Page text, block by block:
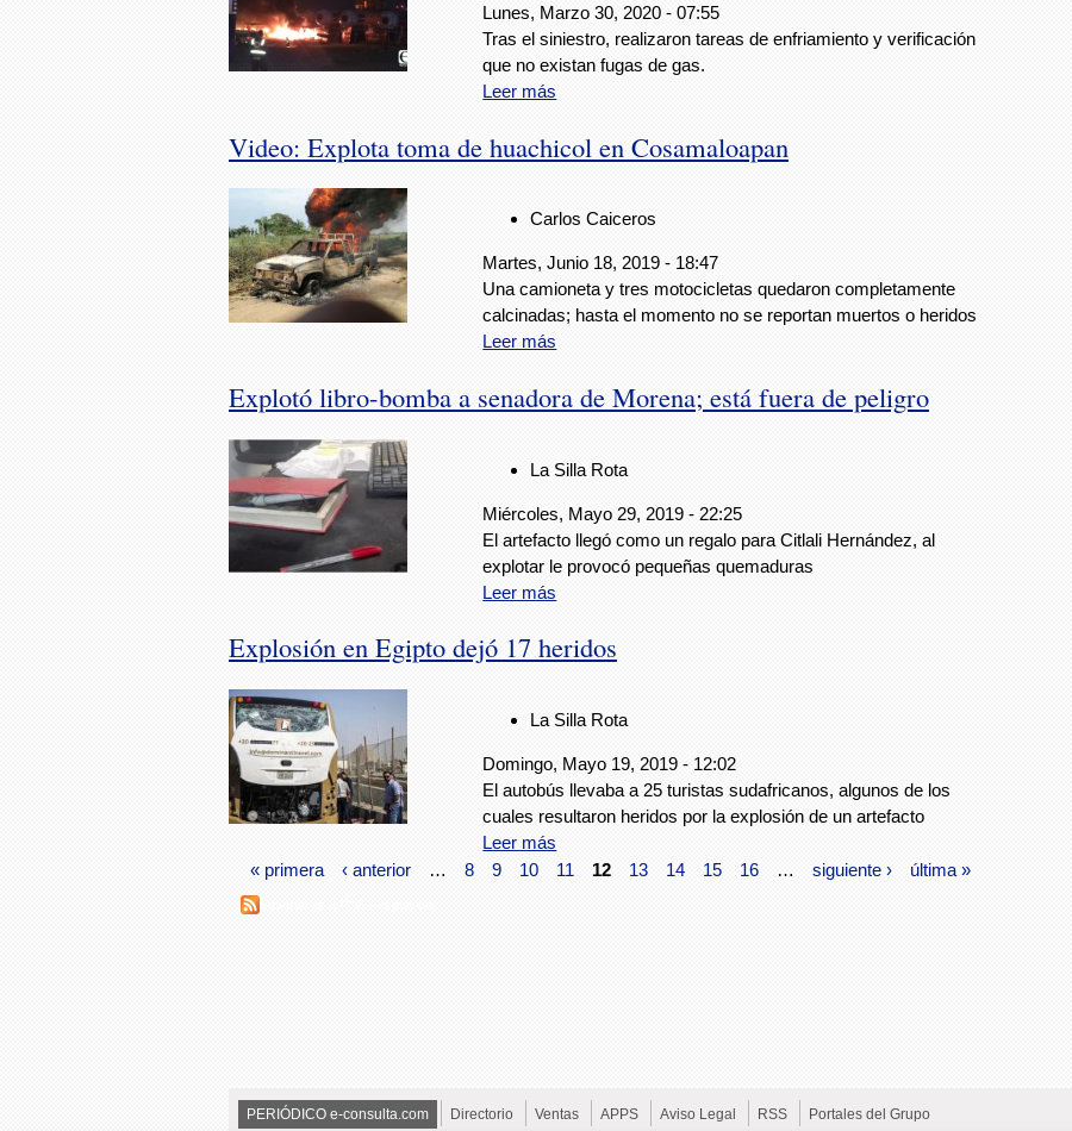
Lunes, Marzo 30, 2020 - 07:55
Tras el siniestro, realizaron tareas de enfriamiento y verificación
que no existan fugas de gas.
Leer más
Video: Explota toma de huachicol en Cosamaloapan
Carlos Caiceros
Martes, Junio 18, 2019 - 18:47
Una camioneta y tres motocicletas quedaron completamente
calcinadas; hasta el momento no se reportan muertos o heridos
Leer más
Explotó libro-bomba a senadora de Morena; está fuera de peligro
La Silla Rota
Miércoles, Mayo 29, 2019 - 22:25
El artefacto llegó como un regalo para Citlali Hernández, al
explotar le provocó pequeñas quemaduras
Leer más
Explosión en Egipto dejó 17 heridos
La Silla Rota
Domingo, Mayo 19, 2019 - 12:02
El autobús llevaba a 25 turistas sudafricanos, algunos de los
cuales resultaron heridos por la explosión de un artefacto
Leer más
« primera
‹ anterior 8 9 10 11 12 13 14 15 16 siguiente › última »
PERIÓDICO e-consulta.com Directorio Ventas APPS Aviso Legal RSS Portales del Grupo